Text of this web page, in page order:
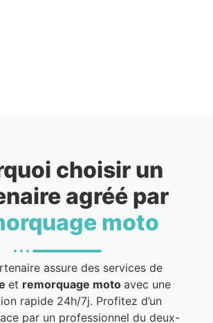
choisir un
agréé par
moto
assure des services de
et remorquage motoavec une
rapide 24h/7j. Profitez d’un
par un professionnel du deux-